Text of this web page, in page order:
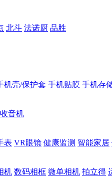
北斗 法诺厨 品胜
机壳/保护套 手机贴膜 手机存
收音机
表 VR眼镜 健康监测 智能家居
机 数码相框 微单相机 拍立得